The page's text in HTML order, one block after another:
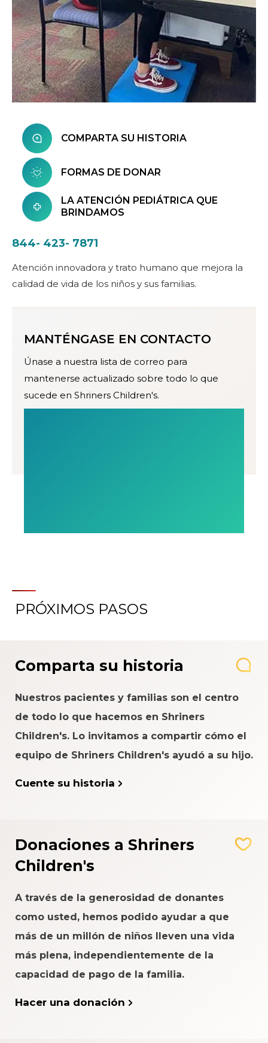
COMPARTA SU HISTORIA
FORMAS DE DONAR
LA ATENCIÓN PEDIÁTRICA QUE
BRINDAMOS
844- 423- 7871
Atención innovadora y trato humano que mejora la
calidad de vida de los niños y sus familias.
MANTÉNGASE EN CONTACTO
Únase a nuestra lista de correo para
mantenerse actualizado sobre todo lo que
sucede en Shriners Children's.
PRÓXIMOS PASOS
Comparta su historia
Nuestros pacientes y familias son el centro
de todo lo que hacemos en Shriners
Children's. Lo invitamos a compartir cómo el
equipo de Shriners Children's ayudó a su hijo.
Cuente su historia
Donaciones a Shriners
Children's
A través de la generosidad de donantes
como usted, hemos podido ayudar a que
más de un millón de niños lleven una vida
más plena, independientemente de la
capacidad de pago de la familia.
Hacer una donación